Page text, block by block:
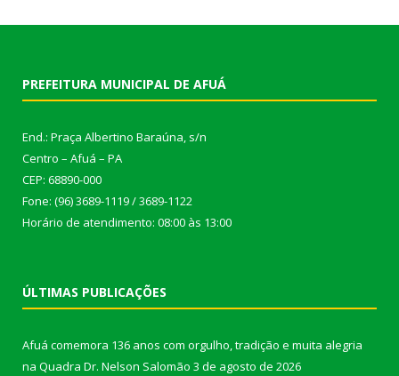
PREFEITURA MUNICIPAL DE AFUÁ
End.: Praça Albertino Baraúna, s/n
Centro – Afuá – PA
CEP: 68890-000
Fone: (96) 3689-1119 / 3689-1122
Horário de atendimento: 08:00 às 13:00
ÚLTIMAS PUBLICAÇÕES
Afuá comemora 136 anos com orgulho, tradição e muita alegria
na Quadra Dr. Nelson Salomão 3 de agosto de 2026